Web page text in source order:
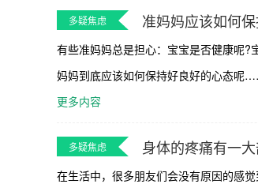
多疑焦虑 准妈妈应该如何
有些准妈妈总是担心：宝宝是否健康呢?
妈妈到底应该如何保持好良好的心态呢
更多内容
多疑焦虑 身体的疼痛有一
在生活中，很多朋友们会没有原因的感